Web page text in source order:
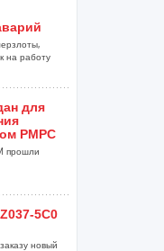
на работу
для
РМРС
прошли
5C0
новый